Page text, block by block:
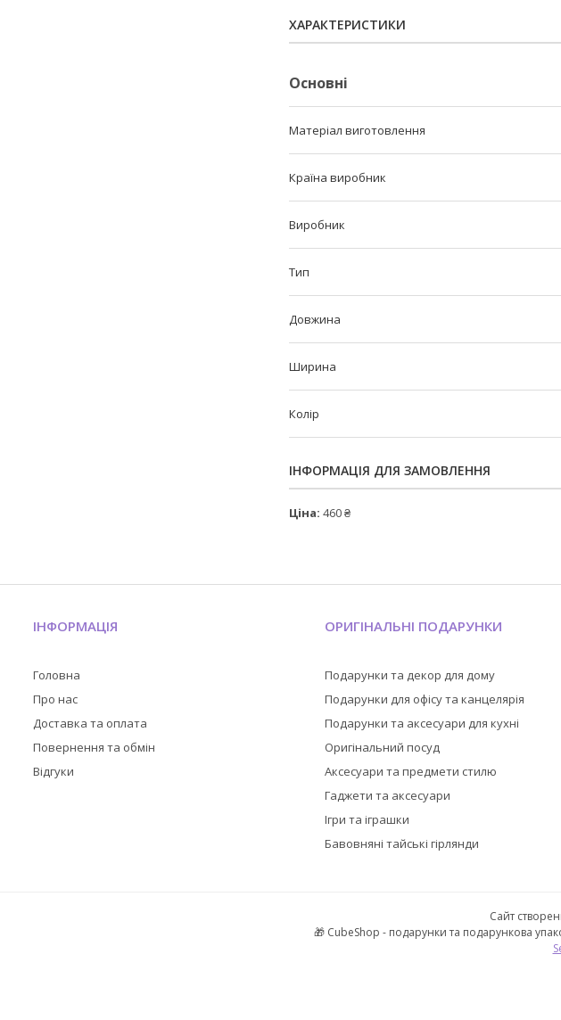
ХАРАКТЕРИСТИКИ
Основні
Матеріал виготовлення
Країна виробник
Виробник
Тип
Довжина
Ширина
Колір
ІНФОРМАЦІЯ ДЛЯ ЗАМОВЛЕННЯ
Ціна: 460 ₴
ІНФОРМАЦІЯ
Головна
Про нас
Доставка та оплата
Повернення та обмін
Відгуки
ОРИГІНАЛЬНІ ПОДАРУНКИ
Подарунки та декор для дому
Подарунки для офісу та канцелярія
Подарунки та аксесуари для кухні
Оригінальний посуд
Аксесуари та предмети стилю
Гаджети та аксесуари
Ігри та іграшки
Бавовняні тайські гірлянди
Сайт